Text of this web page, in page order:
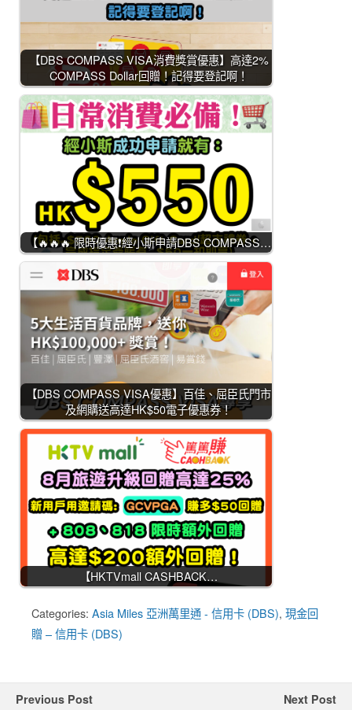
【DBS COMPASS VISA消費獎賞優惠】高達2%
COMPASS Dollar回贈！記得要登記啊！
【🔥🔥🔥 限時優惠❗經小斯申請DBS COMPASS…
【DBS COMPASS VISA優惠】百佳、屈臣氏門市
及網購送高達HK$50電子優惠券！
【HKTVmall CASHBACK…
Categories: Asia Miles 亞洲萬里通 - 信用卡 (DBS), 現金回
贈 – 信用卡 (DBS)
Previous Post Next Post